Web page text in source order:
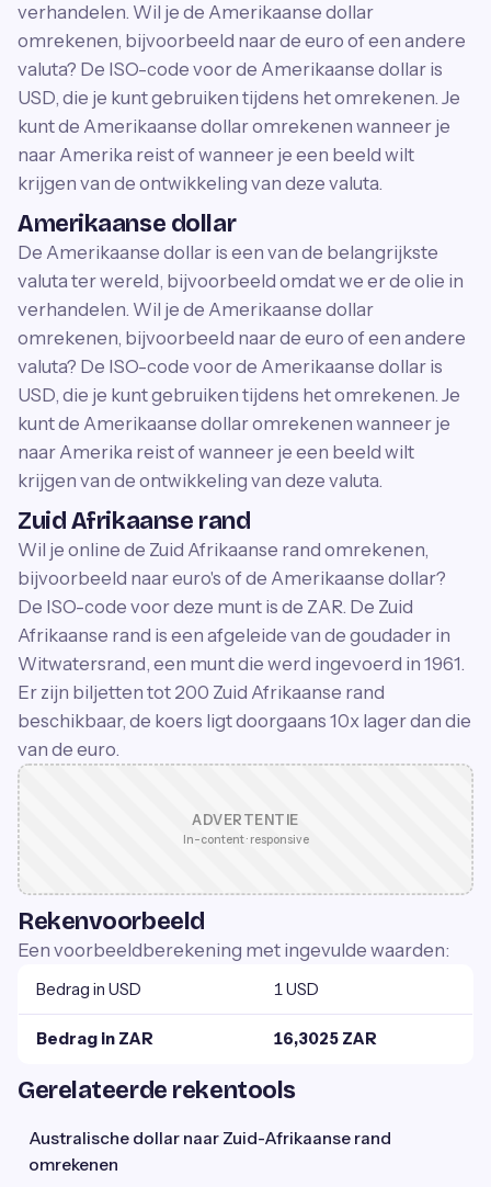
verhandelen. Wil je de Amerikaanse dollar
omrekenen, bijvoorbeeld naar de euro of een andere
valuta? De ISO-code voor de Amerikaanse dollar is
USD, die je kunt gebruiken tijdens het omrekenen. Je
kunt de Amerikaanse dollar omrekenen wanneer je
naar Amerika reist of wanneer je een beeld wilt
krijgen van de ontwikkeling van deze valuta.
Amerikaanse dollar
De Amerikaanse dollar is een van de belangrijkste
valuta ter wereld, bijvoorbeeld omdat we er de olie in
verhandelen. Wil je de Amerikaanse dollar
omrekenen, bijvoorbeeld naar de euro of een andere
valuta? De ISO-code voor de Amerikaanse dollar is
USD, die je kunt gebruiken tijdens het omrekenen. Je
kunt de Amerikaanse dollar omrekenen wanneer je
naar Amerika reist of wanneer je een beeld wilt
krijgen van de ontwikkeling van deze valuta.
Zuid Afrikaanse rand
Wil je online de Zuid Afrikaanse rand omrekenen,
bijvoorbeeld naar euro's of de Amerikaanse dollar?
De ISO-code voor deze munt is de ZAR. De Zuid
Afrikaanse rand is een afgeleide van de goudader in
Witwatersrand, een munt die werd ingevoerd in 1961.
Er zijn biljetten tot 200 Zuid Afrikaanse rand
beschikbaar, de koers ligt doorgaans 10x lager dan die
van de euro.
ADVERTENTIE
In-content · responsive
Rekenvoorbeeld
Een voorbeeldberekening met ingevulde waarden:
Bedrag in USD 1 USD
Bedrag in ZAR 16,3025 ZAR
Gerelateerde rekentools
Australische dollar naar Zuid-Afrikaanse rand
omrekenen